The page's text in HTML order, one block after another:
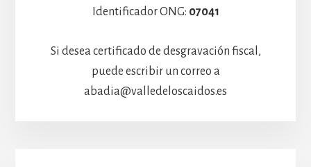
Identificador ONG: 07041
Si desea certificado de desgravación fiscal,
puede escribir un correo a
abadia@valledeloscaidos.es